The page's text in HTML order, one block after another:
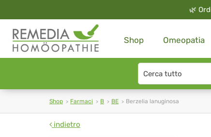
🌿
Shop Omeopatia
Search
type
Shop Farmaci B BE Berzelia lanuginosa
indietro